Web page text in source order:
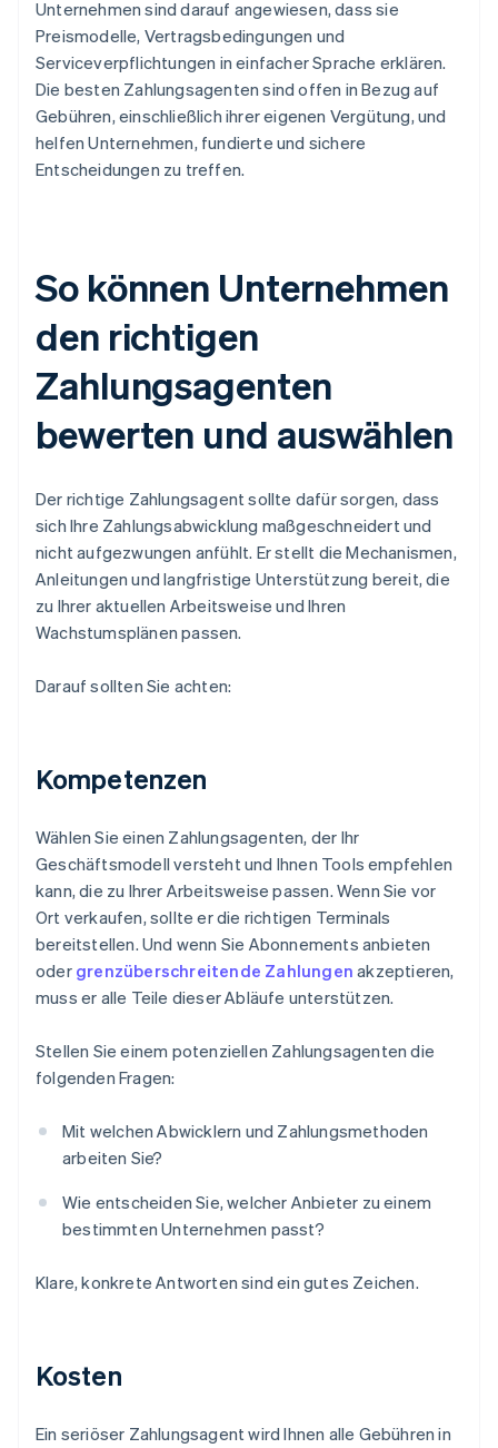
Unternehmen sind darauf angewiesen, dass sie
Preismodelle, Vertragsbedingungen und
Serviceverpflichtungen in einfacher Sprache erklären.
Die besten Zahlungsagenten sind offen in Bezug auf
Gebühren, einschließlich ihrer eigenen Vergütung, und
helfen Unternehmen, fundierte und sichere
Entscheidungen zu treffen.
So können Unternehmen
den richtigen
Zahlungsagenten
bewerten und auswählen
Der richtige Zahlungsagent sollte dafür sorgen, dass
sich Ihre Zahlungsabwicklung maßgeschneidert und
nicht aufgezwungen anfühlt. Er stellt die Mechanismen,
Anleitungen und langfristige Unterstützung bereit, die
zu Ihrer aktuellen Arbeitsweise und Ihren
Wachstumsplänen passen.
Darauf sollten Sie achten:
Kompetenzen
Wählen Sie einen Zahlungsagenten, der Ihr
Geschäftsmodell versteht und Ihnen Tools empfehlen
kann, die zu Ihrer Arbeitsweise passen. Wenn Sie vor
Ort verkaufen, sollte er die richtigen Terminals
bereitstellen. Und wenn Sie Abonnements anbieten
oder grenzüberschreitende Zahlungen akzeptieren,
muss er alle Teile dieser Abläufe unterstützen.
Stellen Sie einem potenziellen Zahlungsagenten die
folgenden Fragen:
Mit welchen Abwicklern und Zahlungsmethoden
arbeiten Sie?
Wie entscheiden Sie, welcher Anbieter zu einem
bestimmten Unternehmen passt?
Klare, konkrete Antworten sind ein gutes Zeichen.
Kosten
Ein seriöser Zahlungsagent wird Ihnen alle Gebühren in